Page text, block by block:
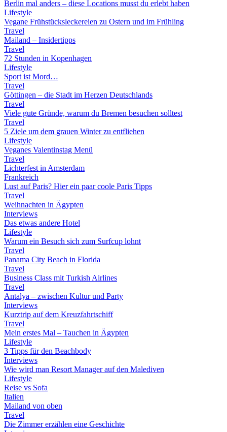
Berlin mal anders – diese Locations musst du erlebt haben
Lifestyle
Vegane Frühstücksleckereien zu Ostern und im Frühling
Travel
Mailand – Insidertipps
Travel
72 Stunden in Kopenhagen
Lifestyle
Sport ist Mord…
Travel
Göttingen – die Stadt im Herzen Deutschlands
Travel
Viele gute Gründe, warum du Bremen besuchen solltest
Travel
5 Ziele um dem grauen Winter zu entfliehen
Lifestyle
Veganes Valentinstag Menü
Travel
Lichterfest in Amsterdam
Frankreich
Lust auf Paris? Hier ein paar coole Paris Tipps
Travel
Weihnachten in Ägypten
Interviews
Das etwas andere Hotel
Lifestyle
Warum ein Besuch sich zum Surfcup lohnt
Travel
Panama City Beach in Florida
Travel
Business Class mit Turkish Airlines
Travel
Antalya – zwischen Kultur und Party
Interviews
Kurztrip auf dem Kreuzfahrtschiff
Travel
Mein erstes Mal – Tauchen in Ägypten
Lifestyle
3 Tipps für den Beachbody
Interviews
Wie wird man Resort Manager auf den Malediven
Lifestyle
Reise vs Sofa
Italien
Mailand von oben
Travel
Die Zimmer erzählen eine Geschichte